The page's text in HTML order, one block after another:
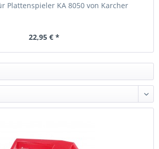
Plattenspieler KA 8050 von Karcher
22,95 € *